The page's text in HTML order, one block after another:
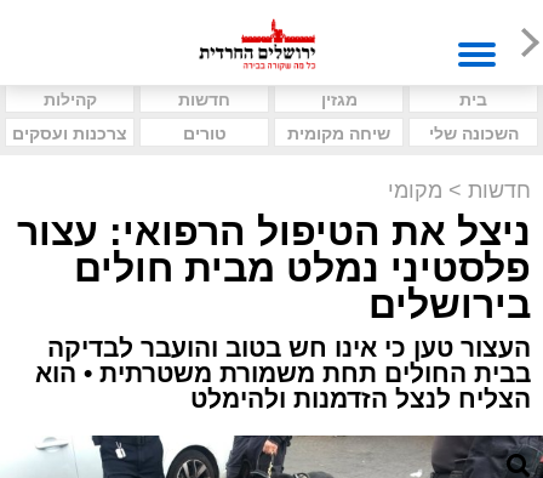
בית מגזין חדשות
קהילות
השכונה שלי
שיחה מקומית טורים צרכנות ועסקים
חדשות > מקומי
ניצל את הטיפול הרפואי: עצור
פלסטיני נמלט מבית חולים
בירושלים
העצור טען כי אינו חש בטוב והועבר לבדיקה
בבית החולים תחת משמורת משטרתית • הוא
הצליח לנצל הזדמנות ולהימלט